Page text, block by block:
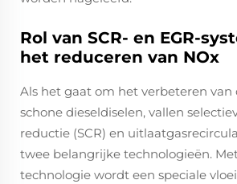
Rol van SCR- en EGR-
het reduceren van NOx
Als het gaat om het verbeteren van
schone dieseldiselen, vallen
reductie (SCR) en
twee belangrijke technologieën.
technologie wordt een speciale